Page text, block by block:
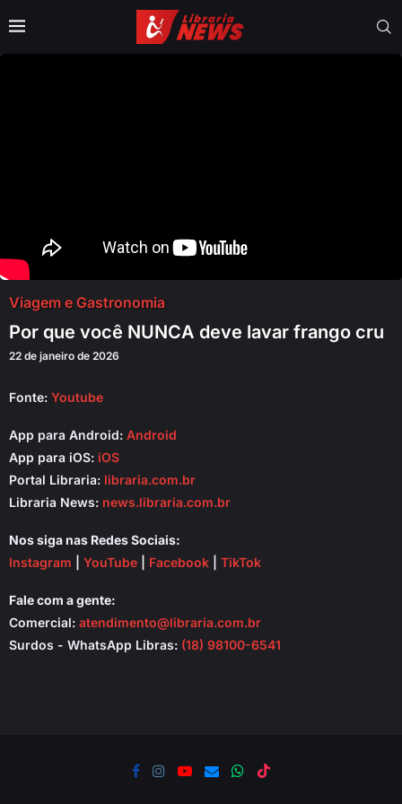
Viagem e Gastronomia
Por que você NUNCA deve lavar frango cru
22 de janeiro de 2026
Fonte: Youtube
App para Android: Android
App para iOS: iOS
Portal Libraria: libraria.com.br
Libraria News: news.libraria.com.br
Nos siga nas Redes Sociais:
Instagram
YouTube Facebook TikTok
Fale com a gente:
Comercial: atendimento@libraria.com.br
Surdos - WhatsApp Libras: (18) 98100-6541